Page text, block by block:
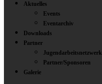
Aktuelles
Events
Eventarchiv
Downloads
Partner
Jugendarbeitsnetzwerk
Partner/Sponsoren
Galerie